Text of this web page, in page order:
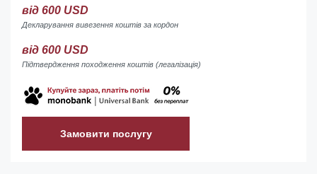
від 600 USD
Декларування вивезення коштів за кордон
від 600 USD
Підтвердження походження коштів (легалізація)
Замовити послугу